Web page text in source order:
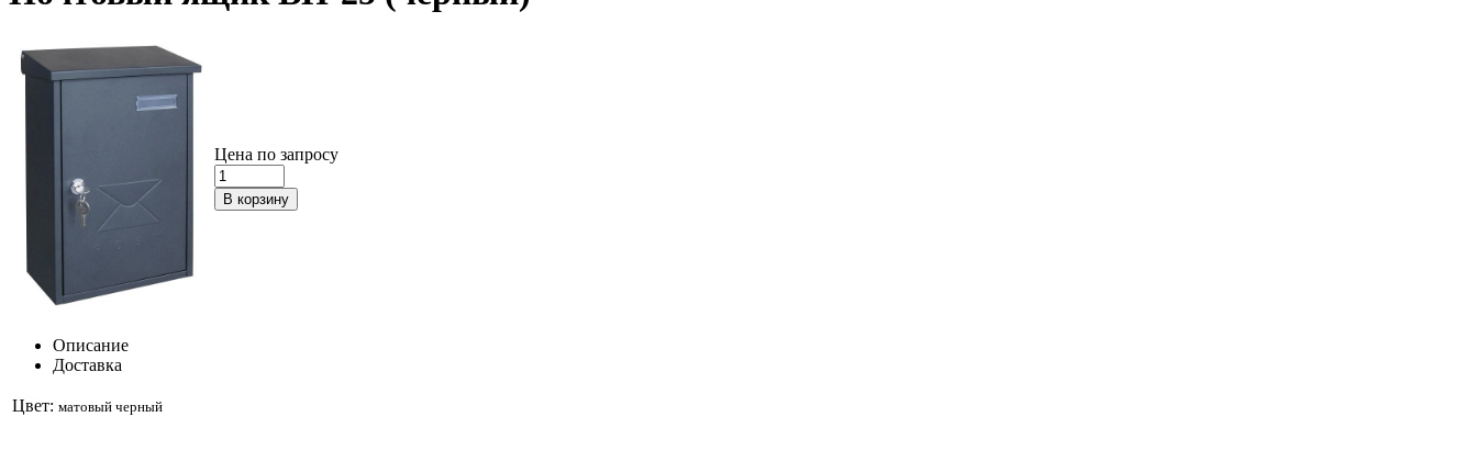
Цена по запросу
Описание
Доставка
Цвет: матовый черный